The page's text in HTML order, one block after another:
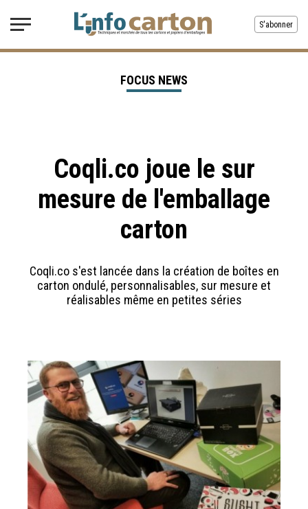
S'abonner
Coqli.co joue le sur
mesure de l'emballage
carton
Coqli.co s'est lancée dans la création de boîtes en
carton ondulé, personnalisables, sur mesure et
réalisables même en petites séries
FOCUS NEWS